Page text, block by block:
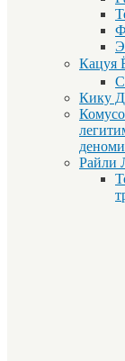
Кацуя
Кику
Райли